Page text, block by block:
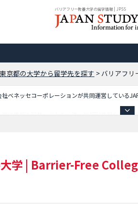
バリアフリー教養大学の留学情報 | JPSS
東京都の大学から留学先を探す > バリアフリ
ベネッセコーポレーションが共同運営している
細情報を記載しており、等、学部別情報や、募
学 | Barrier-Free